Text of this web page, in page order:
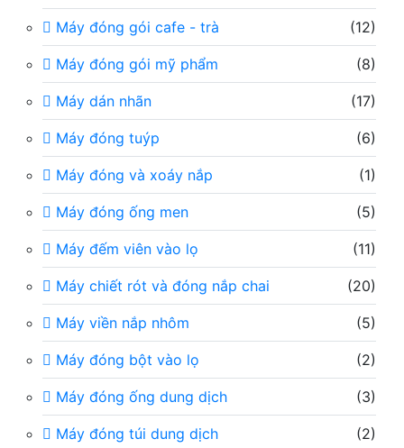
Máy đóng gói cafe - trà (12)
Máy đóng gói mỹ phẩm (8)
Máy dán nhãn (17)
Máy đóng tuýp (6)
Máy đóng và xoáy nắp (1)
Máy đóng ống men (5)
Máy đếm viên vào lọ (11)
Máy chiết rót và đóng nắp chai (20)
Máy viền nắp nhôm (5)
Máy đóng bột vào lọ (2)
Máy đóng ống dung dịch (3)
Máy đóng túi dung dịch (2)